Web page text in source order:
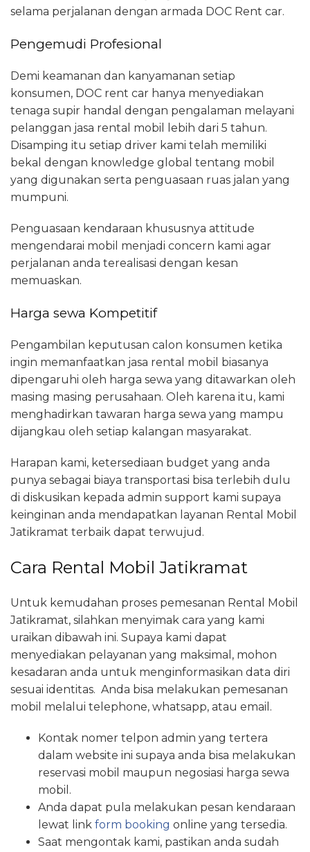
selama perjalanan dengan armada DOC Rent car.
Pengemudi Profesional
Demi keamanan dan kanyamanan setiap
konsumen, DOC rent car hanya menyediakan
tenaga supir handal dengan pengalaman melayani
pelanggan jasa rental mobil lebih dari 5 tahun.
Disamping itu setiap driver kami telah memiliki
bekal dengan knowledge global tentang mobil
yang digunakan serta penguasaan ruas jalan yang
mumpuni.
Penguasaan kendaraan khususnya attitude
mengendarai mobil menjadi concern kami agar
perjalanan anda terealisasi dengan kesan
memuaskan.
Harga sewa Kompetitif
Pengambilan keputusan calon konsumen ketika
ingin memanfaatkan jasa rental mobil biasanya
dipengaruhi oleh harga sewa yang ditawarkan oleh
masing masing perusahaan. Oleh karena itu, kami
menghadirkan tawaran harga sewa yang mampu
dijangkau oleh setiap kalangan masyarakat.
Harapan kami, ketersediaan budget yang anda
punya sebagai biaya transportasi bisa terlebih dulu
di diskusikan kepada admin support kami supaya
keinginan anda mendapatkan layanan Rental Mobil
Jatikramat terbaik dapat terwujud.
Cara Rental Mobil Jatikramat
Untuk kemudahan proses pemesanan Rental Mobil
Jatikramat, silahkan menyimak cara yang kami
uraikan dibawah ini. Supaya kami dapat
menyediakan pelayanan yang maksimal, mohon
kesadaran anda untuk menginformasikan data diri
sesuai identitas. Anda bisa melakukan pemesanan
mobil melalui telephone, whatsapp, atau email.
Kontak nomer telpon admin yang tertera
dalam website ini supaya anda bisa melakukan
reservasi mobil maupun negosiasi harga sewa
mobil.
Anda dapat pula melakukan pesan kendaraan
lewat link form booking online yang tersedia.
Saat mengontak kami, pastikan anda sudah